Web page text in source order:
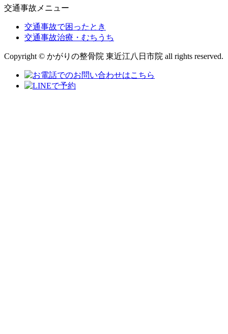
交通事故メニュー
交通事故で困ったとき
交通事故治療・むちうち
Copyright © かがりの整骨院 東近江八日市院 all rights reserved.